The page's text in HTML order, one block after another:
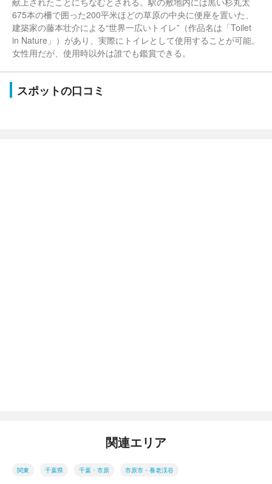
675本の柵で囲った200平米ほどの草原の中央に便座を置いた、
建築家の藤本壮介による“世界一広いトイレ”（作品名は「Toilet
in Nature」）があり、実際にトイレとして使用することが可能。
女性用だが、使用時以外は誰でも鑑賞できる。
スポットの口コミ
関連エリア
関東 千葉県 千葉・市原 市原市・養老渓谷